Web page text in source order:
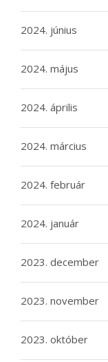
2024. június
2024. május
2024. április
2024. március
2024. február
2024. január
2023. december
2023. november
2023. október